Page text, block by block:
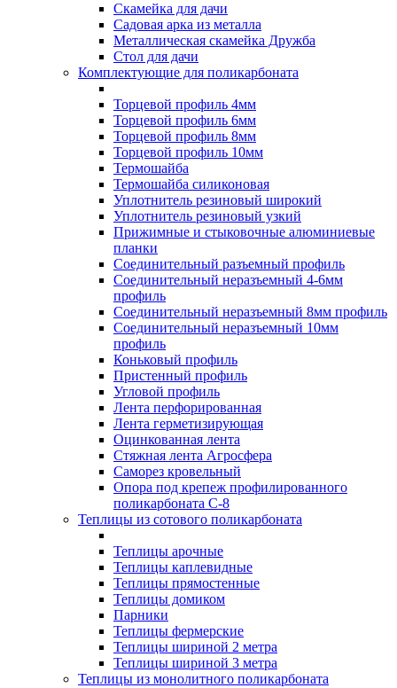
Скамейка для дачи
Садовая арка из металла
Металлическая скамейка Дружба
Стол для дачи
Комплектующие для поликарбоната
Торцевой профиль 4мм
Торцевой профиль 6мм
Торцевой профиль 8мм
Торцевой профиль 10мм
Термошайба
Термошайба силиконовая
Уплотнитель резиновый широкий
Уплотнитель резиновый узкий
Прижимные и стыковочные алюминиевые
планки
Соединительный разъемный профиль
Соединительный неразъемный 4-6мм
профиль
Соединительный неразъемный 8мм профиль
Соединительный неразъемный 10мм
профиль
Коньковый профиль
Пристенный профиль
Угловой профиль
Лента перфорированная
Лента герметизирующая
Оцинкованная лента
Стяжная лента Агросфера
Саморез кровельный
Опора под крепеж профилированного
поликарбоната С-8
Теплицы из сотового поликарбоната
Теплицы арочные
Теплицы каплевидные
Теплицы прямостенные
Теплицы домиком
Парники
Теплицы фермерские
Теплицы шириной 2 метра
Теплицы шириной 3 метра
Теплицы из монолитного поликарбоната